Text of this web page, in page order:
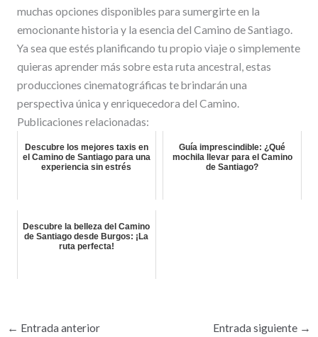
muchas opciones disponibles para sumergirte en la
emocionante historia y la esencia del Camino de Santiago.
Ya sea que estés planificando tu propio viaje o simplemente
quieras aprender más sobre esta ruta ancestral, estas
producciones cinematográficas te brindarán una
perspectiva única y enriquecedora del Camino.
Publicaciones relacionadas:
Descubre los mejores taxis en
el Camino de Santiago para una
experiencia sin estrés
Guía imprescindible: ¿Qué
mochila llevar para el Camino
de Santiago?
Descubre la belleza del Camino
de Santiago desde Burgos: ¡La
ruta perfecta!
← Entrada anterior Entrada siguiente →